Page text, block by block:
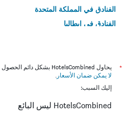
الفنادق في المملكة المتحدة
الفنادق في إيطاليا
*
يحاول HotelsCombined بشكل دائم الحصول على الأسعار الدقيقة، ولكن
لا يمكن ضمان الأسعار .
إليك السبب:
HotelsCombined ليس البائع